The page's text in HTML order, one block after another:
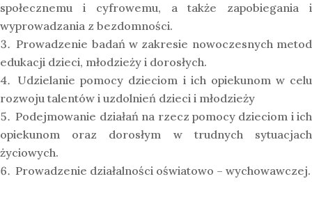
społecznemu i cyfrowemu, a także zapobiegania i
wyprowadzania z bezdomności.
Prowadzenie badań w zakresie nowoczesnych metod
edukacji dzieci, młodzieży i dorosłych.
Udzielanie pomocy dzieciom i ich opiekunom w celu
rozwoju talentów i uzdolnień dzieci i młodzieży
Podejmowanie działań na rzecz pomocy dzieciom i ich
opiekunom oraz dorosłym w trudnych sytuacjach
życiowych.
Prowadzenie działalności oświatowo – wychowawczej.